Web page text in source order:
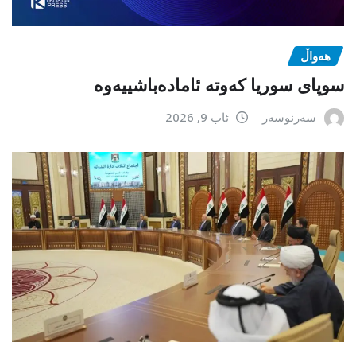
هەواڵ
سوپای سوریا کەوتە ئامادەباشییەوە
سەرنوسەر ئاب 9, 2026